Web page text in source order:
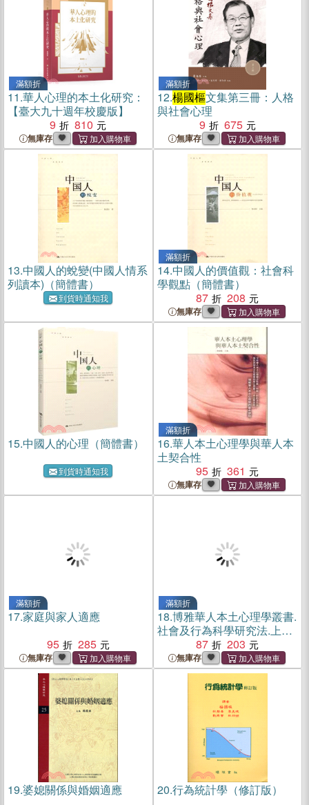
滿額折
11.華人心理的本土化研究：
【臺大九十週年校慶版】
9
810
無庫存
滿額折
12.楊國樞文集第三冊：人格
與社會心理
9
675
無庫存
13.中國人的蛻變(中國人情系
列讀本)（簡體書）
到貨時通知我
滿額折
14.中國人的價值觀：社會科
學觀點（簡體書）
87
208
無庫存
15.中國人的心理（簡體書）
到貨時通知我
滿額折
16.華人本土心理學與華人本
土契合性
95
361
無庫存
滿額折
17.家庭與家人適應
95
285
無庫存
滿額折
18.博雅華人本土心理學叢書.
社會及行為科學研究法.上冊.
第13版（簡體書）
87 203
無庫存
19.婆媳關係與婚姻適應 20.行為統計學（修訂版）